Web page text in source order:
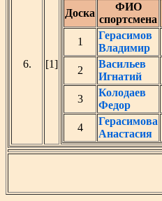
6. [1]
Доска
ФИО
спортсмена
1
Герасимов
Владимир
2
Васильев
Игнатий
3
Колодаев
Федор
4
Герасимова
Анастасия